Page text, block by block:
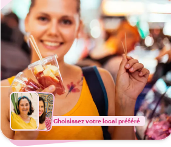
Choisissez votre local préféré